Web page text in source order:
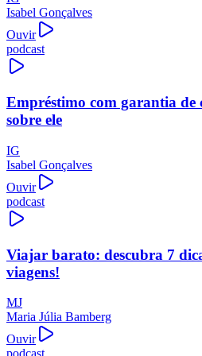
Isabel Gonçalves
Ouvir
podcast
Empréstimo com garantia de
sobre ele
IG
Isabel Gonçalves
Ouvir
podcast
Viajar barato: descubra 7
viagens!
MJ
Maria Júlia Bamberg
Ouvir